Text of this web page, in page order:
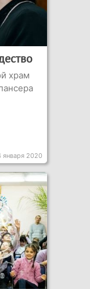
храм
января 2020